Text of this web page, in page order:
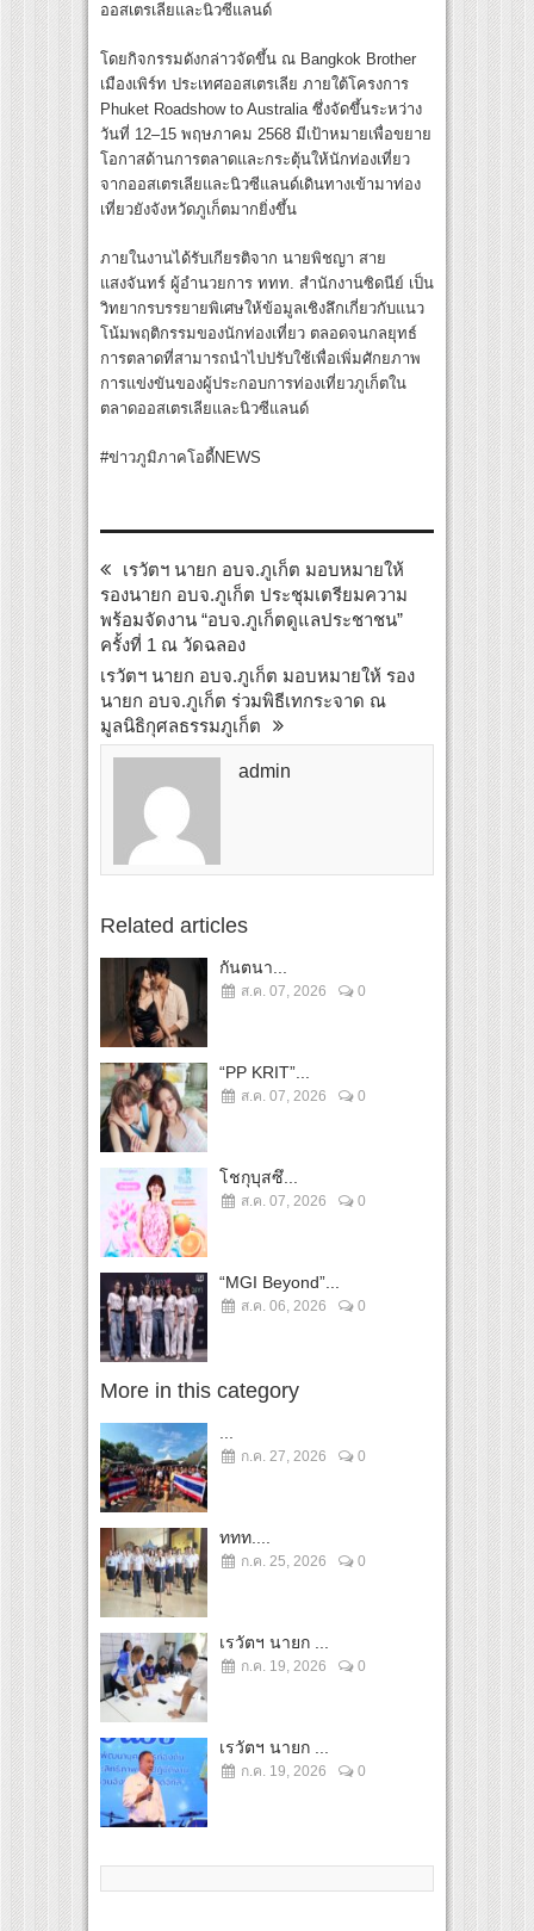
ออสเตรเลียและนิวซีแลนด์
โดยกิจกรรมดังกล่าวจัดขึ้น ณ Bangkok Brother
เมืองเพิร์ท ประเทศออสเตรเลีย ภายใต้โครงการ
Phuket Roadshow to Australia ซึ่งจัดขึ้นระหว่าง
วันที่ 12–15 พฤษภาคม 2568 มีเป้าหมายเพื่อขยาย
โอกาสด้านการตลาดและกระตุ้นให้นักท่องเที่ยว
จากออสเตรเลียและนิวซีแลนด์เดินทางเข้ามาท่อง
เที่ยวยังจังหวัดภูเก็ตมากยิ่งขึ้น
ภายในงานได้รับเกียรติจาก นายพิชญา สาย
แสงจันทร์ ผู้อำนวยการ ททท. สำนักงานซิดนีย์ เป็น
วิทยากรบรรยายพิเศษให้ข้อมูลเชิงลึกเกี่ยวกับแนว
โน้มพฤติกรรมของนักท่องเที่ยว ตลอดจนกลยุทธ์
การตลาดที่สามารถนำไปปรับใช้เพื่อเพิ่มศักยภาพ
การแข่งขันของผู้ประกอบการท่องเที่ยวภูเก็ตใน
ตลาดออสเตรเลียและนิวซีแลนด์
#ข่าวภูมิภาคโอดี้NEWS
เรวัตฯ นายก อบจ.ภูเก็ต มอบหมายให้
รองนายก อบจ.ภูเก็ต ประชุมเตรียมความ
พร้อมจัดงาน “อบจ.ภูเก็ตดูแลประชาชน”
ครั้งที่ 1 ณ วัดฉลอง
เรวัตฯ นายก อบจ.ภูเก็ต มอบหมายให้ รอง
นายก อบจ.ภูเก็ต ร่วมพิธีเทกระจาด ณ
มูลนิธิกุศลธรรมภูเก็ต
admin
Related articles
กันตนา...
ส.ค. 07, 2026 0
“PP KRIT”...
ส.ค. 07, 2026 0
โชกุบุสซึ...
ส.ค. 07, 2026 0
“MGI Beyond”...
ส.ค. 06, 2026 0
More in this category
...
ก.ค. 27, 2026 0
ททท....
ก.ค. 25, 2026 0
เรวัตฯ นายก ...
ก.ค. 19, 2026 0
เรวัตฯ นายก ...
ก.ค. 19, 2026 0